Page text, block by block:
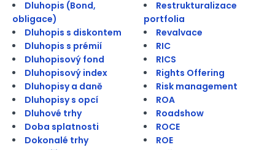
Dluhopis (Bond,
obligace)
Dluhopis s diskontem
Dluhopis s prémií
Dluhopisový fond
Dluhopisový index
Dluhopisy a daně
Dluhopisy s opcí
Dluhové trhy
Doba splatnosti
Dokonalé trhy
Restrukturalizace
portfolia
Revalvace
RIC
RICS
Rights Offering
Risk management
ROA
Roadshow
ROCE
ROE